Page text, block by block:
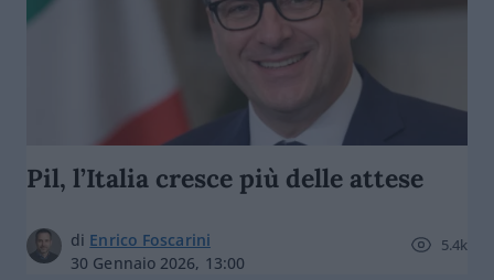
Pil, l’Italia cresce più delle attese
di Enrico Foscarini
30 Gennaio 2026, 13:00
5.4k